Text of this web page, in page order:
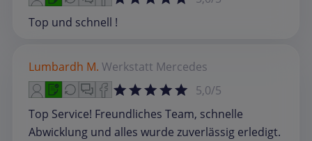
Top und schnell !
Lumbardh M. Werkstatt Mercedes
5,0/5
Top Service! Freundliches Team, schnelle
Abwicklung und alles wurde zuverlässig erledigt.